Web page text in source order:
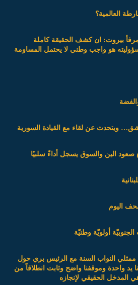
العالمية؟
بيروت: ان كشف الحقيقة كاملة
هو واجب وطني لا يحتمل المساومة
ويتحدث عن لقاء مع القيادة السورية
الين والسوق يسجل أداءً سلبيًا
اليوم
أولويّة وطنيّة
ممثلي النواب السنة مع الرئيس بري حول
يد واحدة وموقفنا واضح وثابت انطلاقاً من
المدخل الحقيقي لإنجازه